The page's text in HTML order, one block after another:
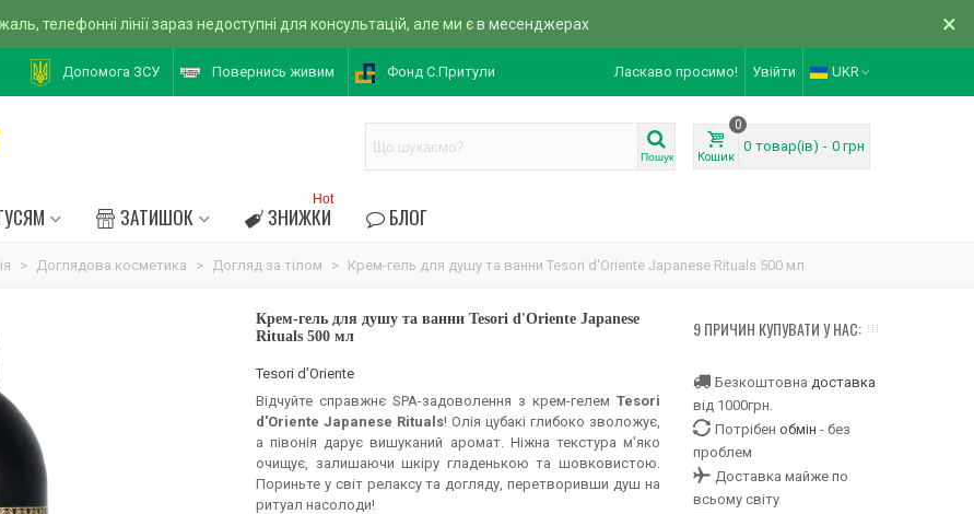
телефонні лінії зараз недоступні для консультацій, але ми єв месенджерах ×
Допомога ЗСУ Повернись живим Фонд С.Притули Ласкаво просимо! Увійти UKR
Пошук Кошик
0
0 товар(ів) - 0 грн
ЗАТИШОК ЗНИЖКИ
Hot
БЛОГ
> Доглядова косметика > Догляд за тілом > Крем-гель для душу та ванни Tesori d'Oriente Japanese Rituals 500 мл
Крем-гель для душу та ванни Tesori d'Oriente Japanese
Rituals 500 мл
Tesori d’Oriente
Відчуйте справжнє SPA-задоволення з крем-гелем Tesori
d'Oriente Japanese Rituals! Олія цубакі глибоко зволожує,
а півонія дарує вишуканий аромат. Ніжна текстура м'яко
очищує, залишаючи шкіру гладенькою та шовковистою.
Пориньте у світ релаксу та догляду, перетворивши душ на
ритуал насолоди!
9 ПРИЧИН КУПУВАТИ У НАС:
Безкоштовна доставка
від 1000грн.
Потрібен обмін - без
проблем
Доставка майже по
всьому світу